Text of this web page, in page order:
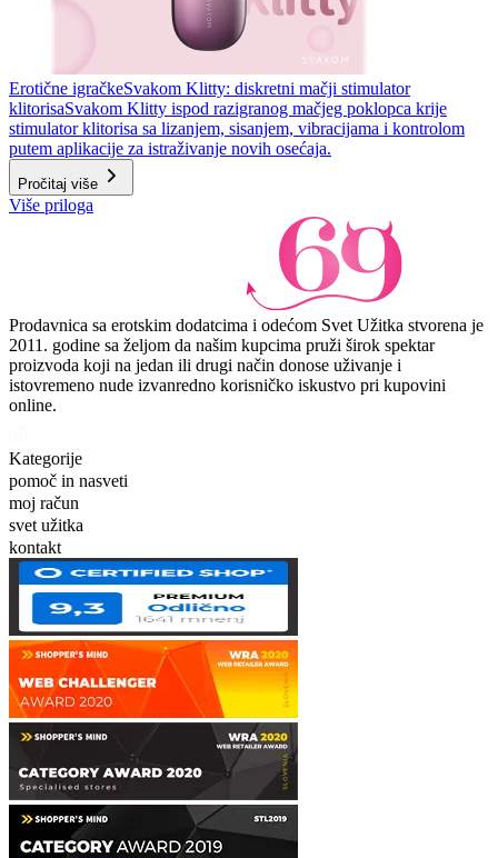
Erotične igračkeSvakom Klitty: diskretni mačji stimulator
klitorisaSvakom Klitty ispod razigranog mačjeg poklopca krije
stimulator klitorisa sa lizanjem, sisanjem, vibracijama i kontrolom
putem aplikacije za istraživanje novih osećaja.
Pročitaj više
Više priloga
Prodavnica sa erotskim dodatcima i odećom Svet Užitka stvorena je
2011. godine sa željom da našim kupcima pruži širok spektar
proizvoda koji na jedan ili drugi način donose uživanje i
istovremeno nude izvanredno korisničko iskustvo pri kupovini
online.
Kategorije
pomoč in nasveti
moj račun
svet užitka
kontakt